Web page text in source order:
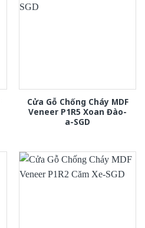
Cửa Gỗ Chống Cháy MDF
Veneer P1R5 Xoan Đào-
a-SGD